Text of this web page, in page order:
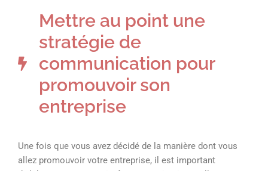
Mettre au point une
stratégie de
communication pour
promouvoir son
entreprise
Une fois que vous avez décidé de la manière dont vous
allez promouvoir votre entreprise, il est important